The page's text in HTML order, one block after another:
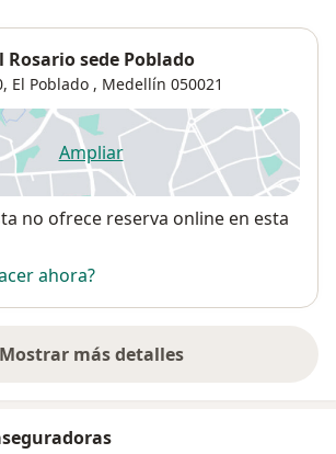
Rosario sede Poblado
El Poblado , Medellín 050021
Ampliarse abre en una nueva
no ofrece reserva online en esta
ahora?
Mostrar más detalles
sobre la dirección